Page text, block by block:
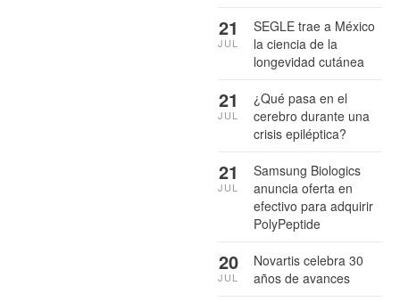
SEGLE trae a México
la ciencia de la
longevidad cutánea
21
JUL
¿Qué pasa en el
cerebro durante una
crisis epiléptica?
21
JUL
Samsung Biologics
anuncia oferta en
efectivo para adquirir
PolyPeptide
21
JUL
Novartis celebra 30
años de avances
20
JUL